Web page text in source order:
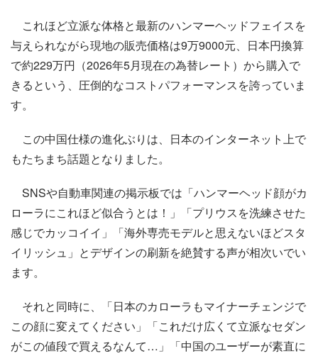
これほど立派な体格と最新のハンマーヘッドフェイスを
与えられながら現地の販売価格は9万9000元、日本円換算
で約229万円（2026年5月現在の為替レート）から購入で
きるという、圧倒的なコストパフォーマンスを誇っていま
す。
この中国仕様の進化ぶりは、日本のインターネット上で
もたちまち話題となりました。
SNSや自動車関連の掲示板では「ハンマーヘッド顔がカ
ローラにこれほど似合うとは！」「プリウスを洗練させた
感じでカッコイイ」「海外専売モデルと思えないほどスタ
イリッシュ」とデザインの刷新を絶賛する声が相次いでい
ます。
それと同時に、「日本のカローラもマイナーチェンジで
この顔に変えてください」「これだけ広くて立派なセダン
がこの値段で買えるなんて…」「中国のユーザーが素直に